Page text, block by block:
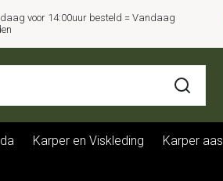
voor 14:00uur besteld = Vandaag
Karper en Viskleding Karper aas